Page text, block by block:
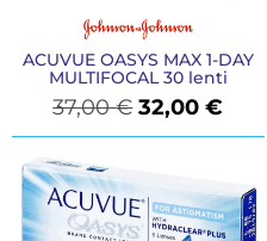
ACUVUE OASYS MAX 1-DAY
MULTIFOCAL 30 lenti
37,00€ 32,00€